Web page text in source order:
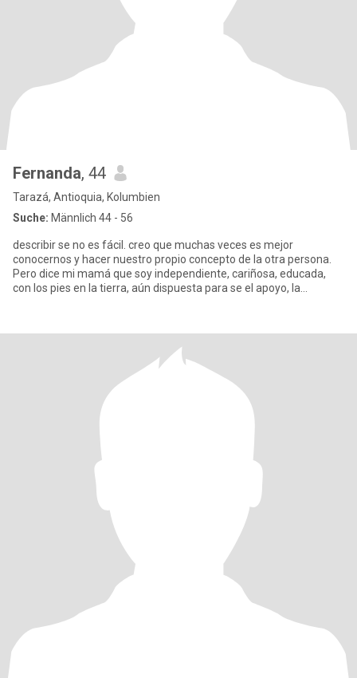
Fernanda, 44
Tarazá, Antioquia, Kolumbien
Suche: Männlich 44 - 56
describir se no es fácil. creo que muchas veces es mejor
conocernos y hacer nuestro propio concepto de la otra persona.
Pero dice mi mamá que soy independiente, cariñosa, educada,
con los pies en la tierra, aún dispuesta para se el apoyo, la